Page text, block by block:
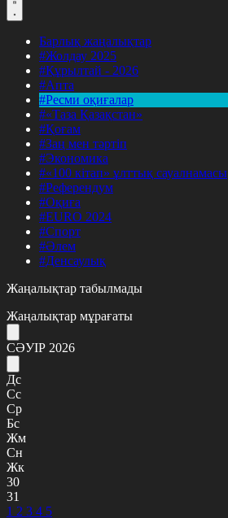
Барлық жаңалықтар
#Жолдау 2025
#Құрылтай - 2026
#Апта
#Ресми оқиғалар
#«Таза Қазақстан»
#Қоғам
#Заң мен тәртіп
#Экономика
#«100 кітап» ұлттық сауалнамасы
#Референдум
#Оқиға
#EURO 2024
#Спорт
#Әлем
#Денсаулық
Жаңалықтар табылмады
Жаңалықтар мұрағаты
СӘУІР 2026
Дс
Сс
Ср
Бс
Жм
Сн
Жк
30
31
1 2 3 4 5